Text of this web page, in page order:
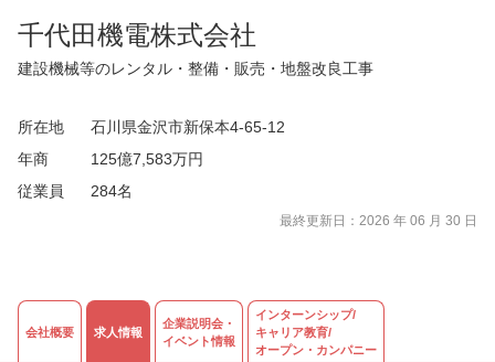
千代田機電株式会社
建設機械等のレンタル・整備・販売・地盤改良工事
所在地
石川県金沢市新保本4-65-12
年商
125億7,583万円
従業員
284名
最終更新日：2026 年 06 月 30 日
会社概要 求人情報
企業説明会・
イベント情報
インターンシップ/
キャリア教育/
オープン・カンパニー